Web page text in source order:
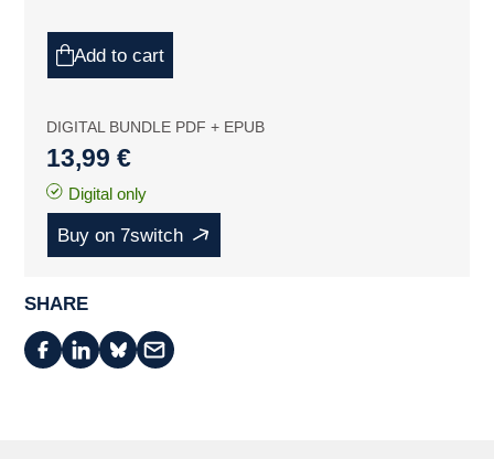
Add to cart
DIGITAL BUNDLE PDF + EPUB
13,99 €
Digital only
Buy on 7switch
SHARE